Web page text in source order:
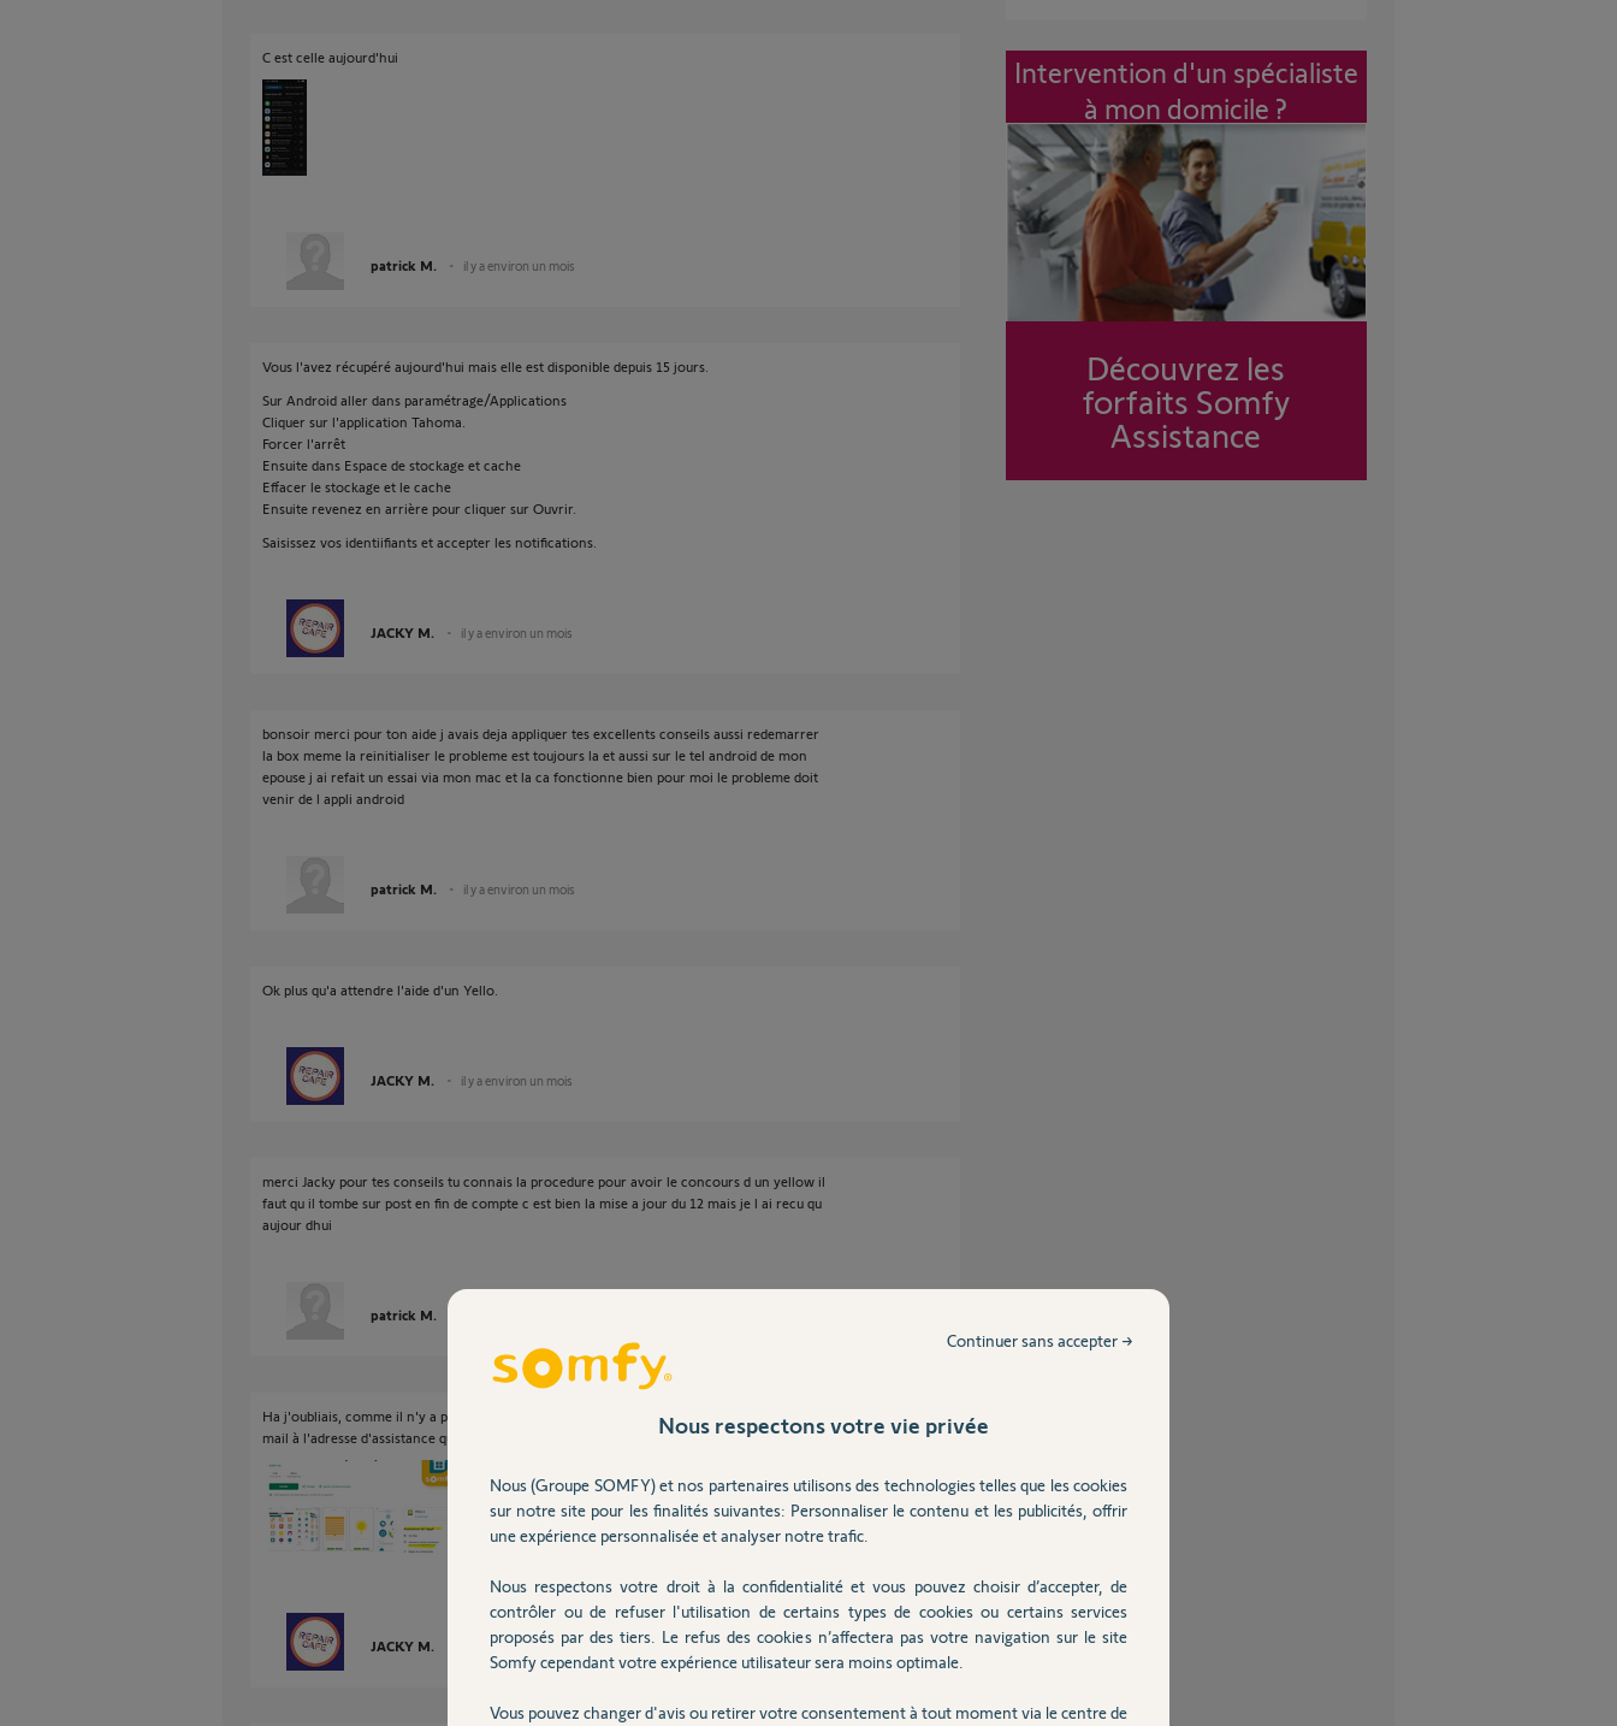
C est celle aujourd'hui
patrick M. il y a environ un mois
Vous l'avez récupéré aujourd'hui mais elle est disponible depuis 15 jours.
Sur Android aller dans paramétrage/Applications
Cliquer sur l'application Tahoma.
Forcer l'arrêt
Ensuite dans Espace de stockage et cache
Effacer le stockage et le cache
Ensuite revenez en arrière pour cliquer sur Ouvrir.
Saisissez vos identiifiants et accepter les notifications.
JACKY M. il y a environ un mois
bonsoir merci pour ton aide j avais deja appliquer tes excellents conseils aussi redemarrer
la box meme la reinitialiser le probleme est toujours la et aussi sur le tel android de mon
epouse j ai refait un essai via mon mac et la ca fonctionne bien pour moi le probleme doit
venir de l appli android
patrick M. il y a environ un mois
Ok plus qu'a attendre l'aide d'un Yello.
JACKY M. il y a environ un mois
merci Jacky pour tes conseils tu connais la procedure pour avoir le concours d un yellow il
faut qu il tombe sur post en fin de compte c est bien la mise a jour du 12 mais je l ai recu qu
aujour dhui
patrick M.
Ha j'oubliais, comme il n'y a pas beaucoup de retour de ce type, vous pouvez envoyer un
mail à l'adresse d'assistance qui est indiqué sur le Play Store.
JACKY M. il y a environ un mois
Intervention d'un spécialiste
à mon domicile ?
Découvrez les
forfaits Somfy
Assistance
Nous respectons votre vie privée
Nous (Groupe SOMFY) et nos partenaires utilisons des technologies telles que les cookies
sur notre site pour les finalités suivantes: Personnaliser le contenu et les publicités, offrir
une expérience personnalisée et analyser notre trafic.
Nous respectons votre droit à la confidentialité et vous pouvez choisir d’accepter, de
contrôler ou de refuser l'utilisation de certains types de cookies ou certains services
proposés par des tiers. Le refus des cookies n’affectera pas votre navigation sur le site
Somfy cependant votre expérience utilisateur sera moins optimale.
Vous pouvez changer d'avis ou retirer votre consentement à tout moment via le centre de
Continuer sans accepter →